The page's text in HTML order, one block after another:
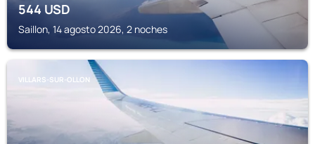
544USD
Saillon, 14 agosto 2026, 2 noches
VILLARS-SUR-OLLON